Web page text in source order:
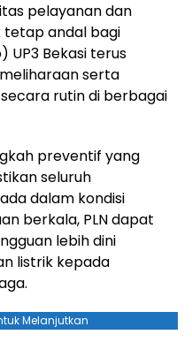
pelayanan dan
tetap andal bagi
UP3 Bekasi terus
serta
rutin di berbagai
preventif yang
seluruh
dalam kondisi
berkala, PLN dapat
lebih dini
listrik kepada
Melanjutkan